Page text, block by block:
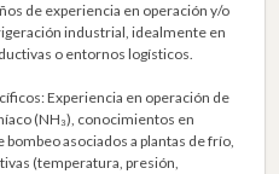
de experiencia en operación y/o
industrial, idealmente en
o entornos logísticos.
Experiencia en operación de
(NH₃), conocimientos en
asociados a plantas de frío,
(temperatura, presión,